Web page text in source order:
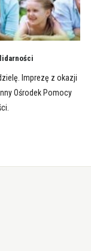
Imprezę z okazji
Ośrodek Pomocy